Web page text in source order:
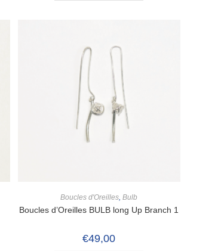
Boucles d'Oreilles,Bulb
Boucles d’Oreilles BULB long Up Branch 1
€49,00